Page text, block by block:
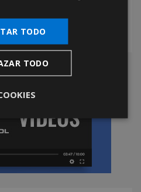
TODO
TODO